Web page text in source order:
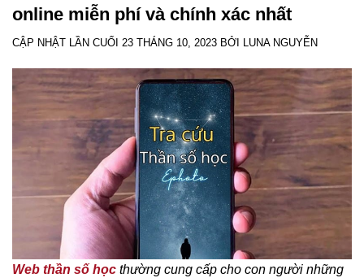
online miễn phí và chính xác nhất
CẬP NHẬT LẦN CUỐI 23 THÁNG 10, 2023 BỞI LUNA NGUYỄN
Web thần số học thường cung cấp cho con người những